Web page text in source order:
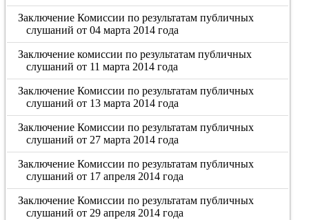
Заключение Комиссии по результатам публичных
слушаний от 04 марта 2014 года
Заключение комиссии по результатам публичных
слушаний от 11 марта 2014 года
Заключение Комиссии по результатам публичных
слушаний от 13 марта 2014 года
Заключение Комиссии по результатам публичных
слушаний от 27 марта 2014 года
Заключение Комиссии по результатам публичных
слушаний от 17 апреля 2014 года
Заключение Комиссии по результатам публичных
слушаний от 29 апреля 2014 года